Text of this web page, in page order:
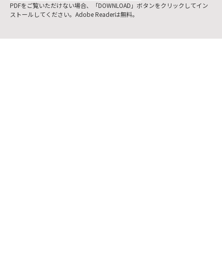
PDFをご覧いただけない場合、「DOWNLOAD」ボタンをクリックしてイン
ストールしてください。Adobe Readerは無料。